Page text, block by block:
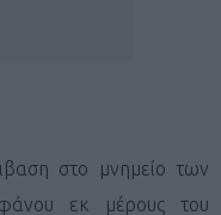
στο μνημείο των
εκ μέρους του